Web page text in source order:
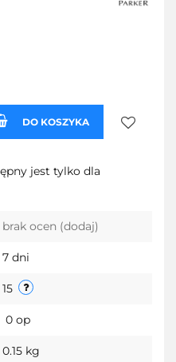
DO KOSZYKA
jest tylko dla
brak ocen (dodaj)
7 dni
15
0 op
0.15 kg